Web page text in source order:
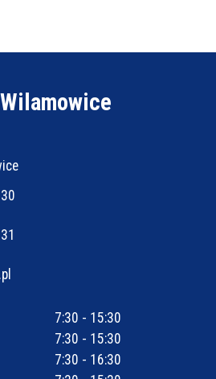
7:30 - 15:30
7:30 - 15:30
7:30 - 16:30